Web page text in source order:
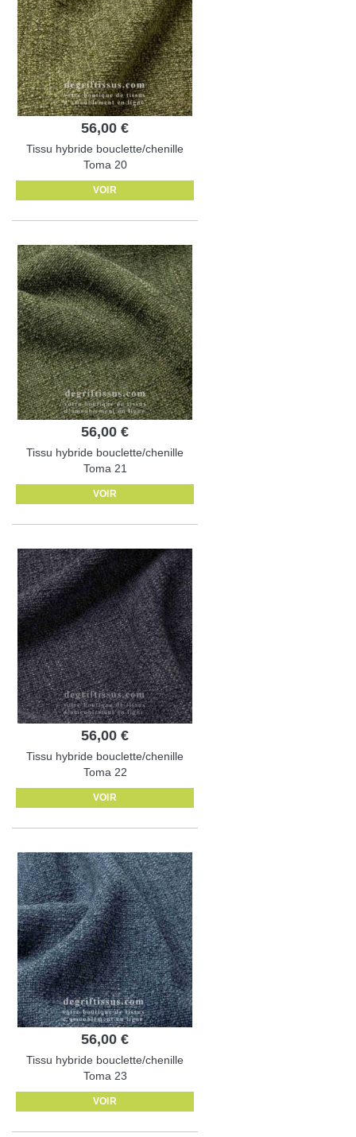
56,00 €
Tissu hybride bouclette/chenille
Toma 20
VOIR
56,00 €
Tissu hybride bouclette/chenille
Toma 21
VOIR
56,00 €
Tissu hybride bouclette/chenille
Toma 22
VOIR
56,00 €
Tissu hybride bouclette/chenille
Toma 23
VOIR